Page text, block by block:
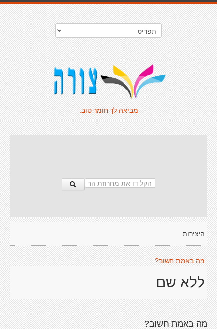
מביאה לך חומר טוב.
היצירות
מה באמת חשוב?
ללא שם
מה באמת חשוב?